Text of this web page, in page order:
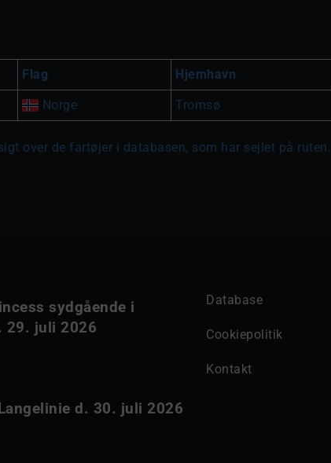
Flag Hjemhavn
Norge Tromsø
over de fartøjer i databasen, som har sejlet på ruten.
sydgående i
29. juli 2026
d. 30. juli 2026
Database
Cookiepolitik
Kontakt